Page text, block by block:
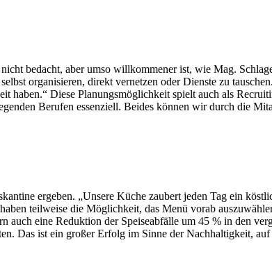
bedacht, aber umso willkommener ist, wie Mag.
organisieren, direkt vernetzen oder Dienste zu
haben.“ Diese Planungsmöglichkeit spielt auch als
Berufen essenziell. Beides können wir durch die
ergeben. „Unsere Küche zaubert jeden Tag ein
teilweise die Möglichkeit, das Menü vorab
eine Reduktion der Speiseabfälle um 45 % in den
Das ist ein großer Erfolg im Sinne der Nachhaltigkeit,